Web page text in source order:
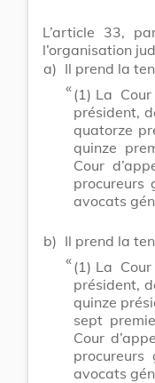
L’article 33,
l’organisation
a) Il prend la
​ «(1) La
président,
quatorze
quinze
Cour
procureurs
avocats
b) Il prend la
​ «(1) La
président,
quinze
sept
Cour
procureurs
avocats